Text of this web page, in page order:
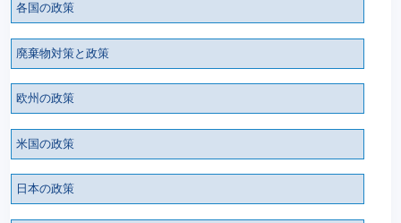
各国の政策
廃棄物対策と政策
欧州の政策
米国の政策
日本の政策